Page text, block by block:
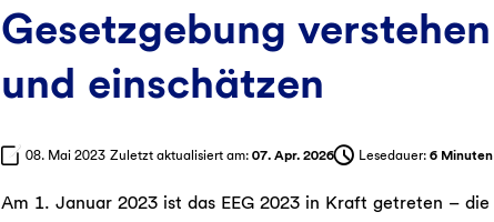
Gesetzgebung verstehen
und einschätzen
08. Mai 2023 Zuletzt aktualisiert am: 07. Apr. 2026 Lesedauer: 6 Minuten
Am 1. Januar 2023 ist das EEG 2023 in Kraft getreten – die